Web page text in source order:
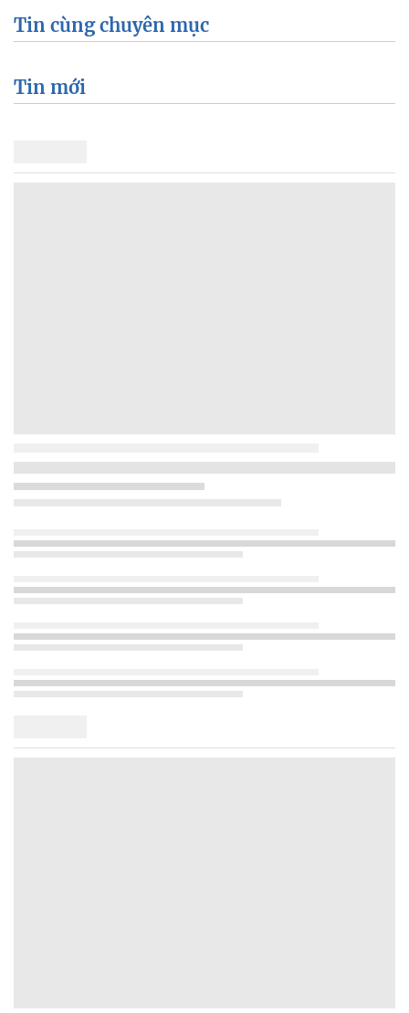
Tin cùng chuyên mục
Tin mới